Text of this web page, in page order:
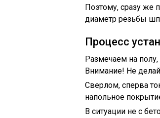
Поэтому, сразу же
диаметр резьбы
Процесс
Размечаем на полу,
Внимание! Не
Сверлом, сперва
напольное
В ситуации не с